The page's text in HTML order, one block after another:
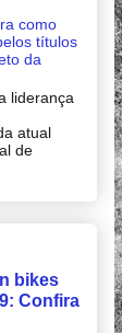
como
títulos
da
liderança
atual
de
bikes
Confira